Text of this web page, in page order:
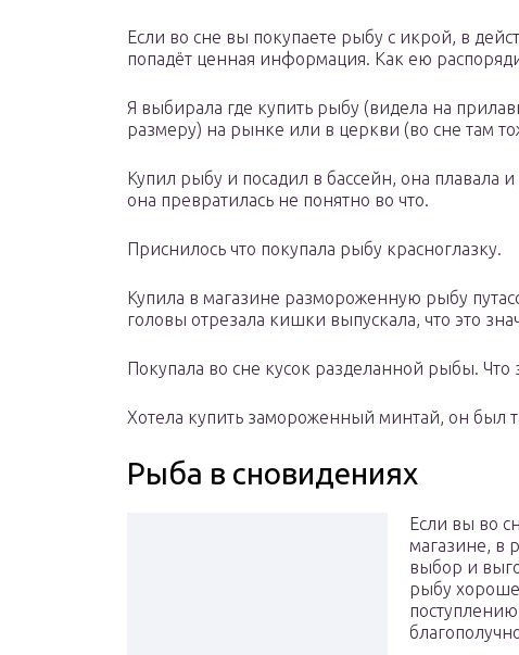
Если во сне вы покупаете рыбу с икрой, в
попадёт ценная информация. Как ею
Я выбирала где купить рыбу (видела на
размеру) на рынке или в церкви (во сне там
Купил рыбу и посадил в бассейн, она плавала
она превратилась не понятно во что.
Приснилось что покупала рыбу красноглазку.
Купила в магазине размороженную рыбу
головы отрезала кишки выпускала, что это
Покупала во сне кусок разделанной рыбы. Что
Хотела купить замороженный минтай, он был
Рыба в сновидениях
Если вы во
магазине, в
выбор и
рыбу